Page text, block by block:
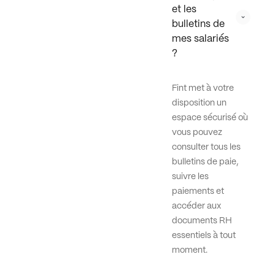
et les
bulletins de
mes salariés
?
Fint met à votre
disposition un
espace sécurisé où
vous pouvez
consulter tous les
bulletins de paie,
suivre les
paiements et
accéder aux
documents RH
essentiels à tout
moment.